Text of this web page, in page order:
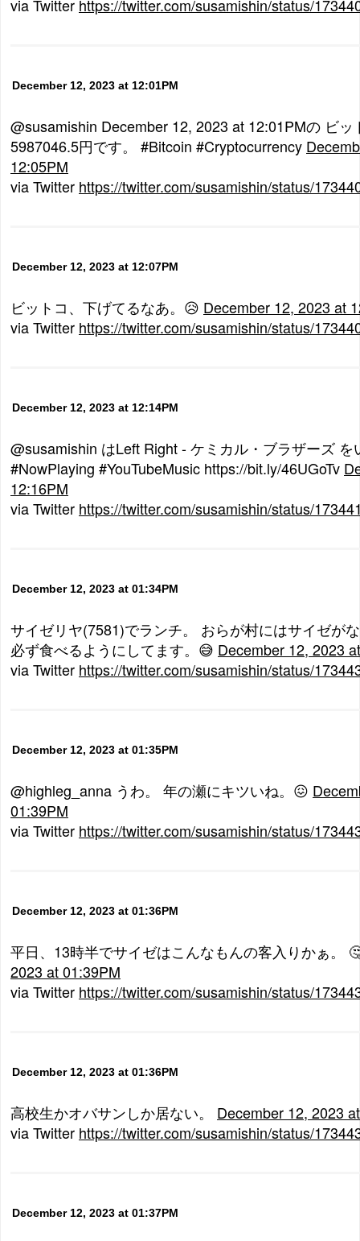
via Twitter https://twitter.com/susamishin/status/
December 12, 2023 at 12:01PM
@susamishin December 12, 2023 at 12:01PMの ビッ
5987046.5円です。 #Bitcoin #Cryptocurrency
12:05PM
via Twitter https://twitter.com/susamishin/status/
December 12, 2023 at 12:07PM
ビットコ、下げてるなあ。😥 December 12, 2023 at
via Twitter https://twitter.com/susamishin/status/
December 12, 2023 at 12:14PM
@susamishin はLeft Right - ケミカル・ブラザーズ
#NowPlaying #YouTubeMusic https://bit.ly/46UGoTv
12:16PM
via Twitter https://twitter.com/susamishin/status/
December 12, 2023 at 01:34PM
サイゼリヤ(7581)でランチ。 おらが村にはサイゼが
必ず食べるようにしてます。😅 December 12, 2023
via Twitter https://twitter.com/susamishin/status/
December 12, 2023 at 01:35PM
@highleg_anna うわ。 年の瀬にキツいね。😖
01:39PM
via Twitter https://twitter.com/susamishin/status/
December 12, 2023 at 01:36PM
平日、13時半でサイゼはこんなもんの客入りかぁ。
2023 at 01:39PM
via Twitter https://twitter.com/susamishin/status/
December 12, 2023 at 01:36PM
高校生かオバサンしか居ない。 December 12, 2023
via Twitter https://twitter.com/susamishin/status/
December 12, 2023 at 01:37PM